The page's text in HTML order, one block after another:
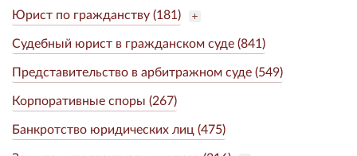
Юрист по гражданству (181)
Судебный юрист в гражданском суде (841)
Представительство в арбитражном суде (549)
Корпоративные споры (267)
Банкротство юридических лиц (475)